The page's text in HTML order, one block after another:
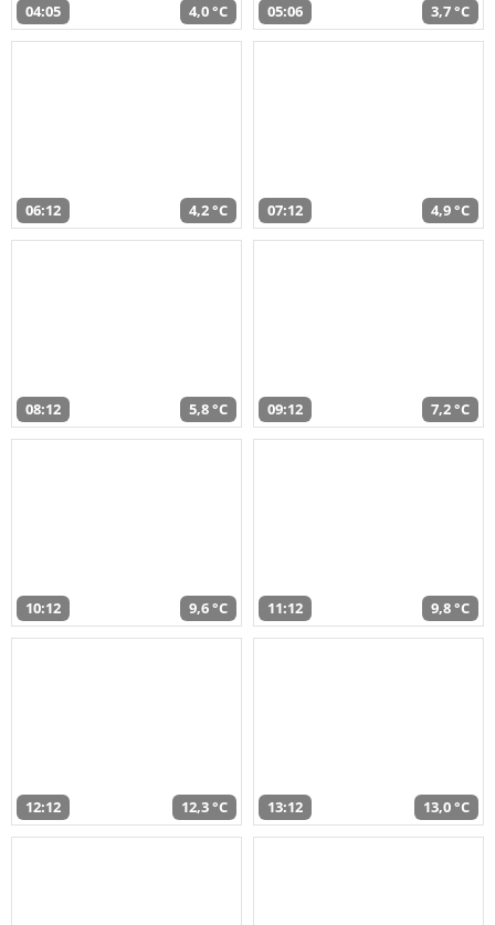
04:05 4,0 °C 05:06 3,7 °C
06:12 4,2 °C 07:12 4,9 °C
08:12 5,8 °C 09:12 7,2 °C
10:12 9,6 °C 11:12 9,8 °C
12:12 12,3 °C 13:12 13,0 °C